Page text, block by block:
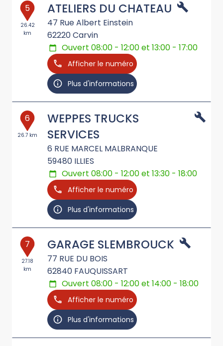
5
26.42
km
ATELIERS DU CHATEAU
47 Rue Albert Einstein
62220Carvin
Ouvert 08:00 - 12:00 et 13:00 - 17:00
Afficher le numéro
Plus d'informations
6
26.7 km
WEPPES TRUCKS
SERVICES
6 RUE MARCEL MALBRANQUE
59480 ILLIES
Ouvert 08:00 - 12:00 et 13:30 - 18:00
Afficher le numéro
Plus d'informations
7
27.18
km
GARAGE SLEMBROUCK
77 RUE DU BOIS
62840 FAUQUISSART
Ouvert 08:00 - 12:00 et 14:00 - 18:00
Afficher le numéro
Plus d'informations